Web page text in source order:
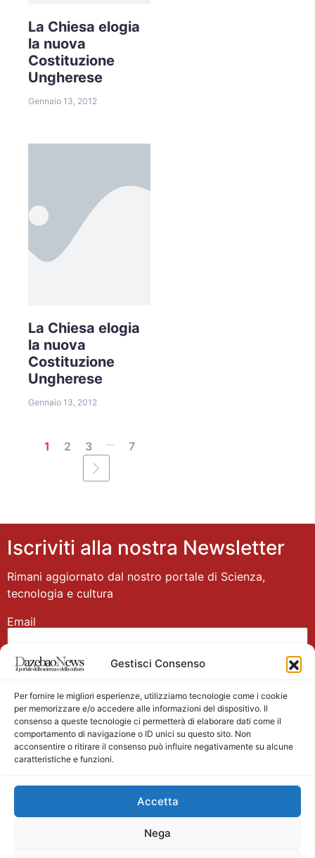
Gestisci Consenso
Per fornire le migliori esperienze, utilizziamo tecnologie come i cookie
per memorizzare e/o accedere alle informazioni del dispositivo. Il
consenso a queste tecnologie ci permetterà di elaborare dati come il
comportamento di navigazione o ID unici su questo sito. Non
acconsentire o ritirare il consenso può influire negativamente su alcune
caratteristiche e funzioni.
Accetta
Nega
La Chiesa elogia
la nuova
Costituzione
Ungherese
Gennaio 13, 2012
La Chiesa elogia
la nuova
Costituzione
Ungherese
Gennaio 13, 2012
1 2 3 ... 7
Iscriviti alla nostra Newsletter
Rimani aggiornato dal nostro portale di Scienza,
tecnologia e cultura
Email
Nome
Main partner